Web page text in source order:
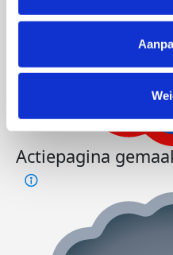
Actiepagina